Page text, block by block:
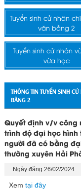
Tuyển sinh cử nhân
văn bằng 2
Tuyển sinh cử nhân
vừa học
THÔNG TIN TUYỂN SINH
BẰNG 2
Quyết định v/v công
trình độ đại học
người đã có bằng
thường xuyên Hải
Ngày đăng 26/02/2024
Xem tại đây